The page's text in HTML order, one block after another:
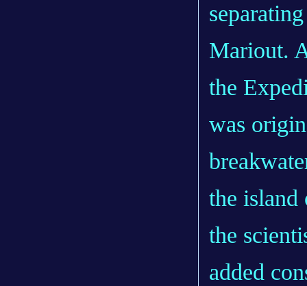
Mariout.
the
was
the island
the
added